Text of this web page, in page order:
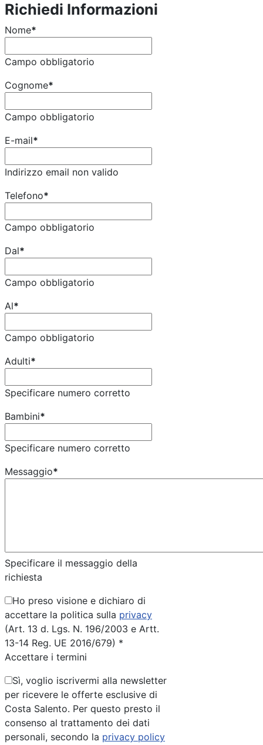
Richiedi Informazioni
Nome*
Campo obbligatorio
Cognome*
Campo obbligatorio
E-mail*
Indirizzo email non valido
Telefono*
Campo obbligatorio
Dal*
Campo obbligatorio
Al*
Campo obbligatorio
Adulti*
Specificare numero corretto
Bambini*
Specificare numero corretto
Messaggio*
Specificare il messaggio della
richiesta
Ho preso visione e dichiaro di
accettare la politica sulla privacy
(Art. 13 d. Lgs. N. 196/2003 e Artt.
13-14 Reg. UE 2016/679) *
Accettare i termini
Sì, voglio iscrivermi alla newsletter
per ricevere le offerte esclusive di
Costa Salento. Per questo presto il
consenso al trattamento dei dati
personali, secondo la privacy policy